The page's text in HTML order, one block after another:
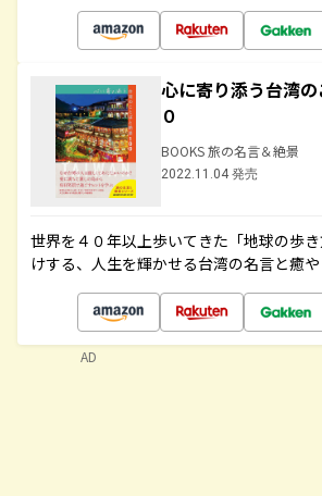
心に寄り添う台湾
０
BOOKS 旅の名言＆絶景
2022.11.04 発売
世界を４０年以上歩いてきた「地球の歩
けする、人生を輝かせる台湾の名言と癒
AD